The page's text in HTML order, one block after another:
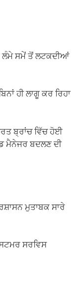
ਸਮੇਂ ਤੋਂ ਲਟਕਦੀਆਂ
ਹੀ ਲਾਗੂ ਕਰ ਰਿਹਾ
ਬ੍ਰਾਂਚ ਵਿੱਚ ਹੋਈ
ਮੈਨੇਜਰ ਬਦਲਣ ਦੀ
ਮੁਤਾਬਕ ਸਾਰੇ
ਸਰਵਿਸ